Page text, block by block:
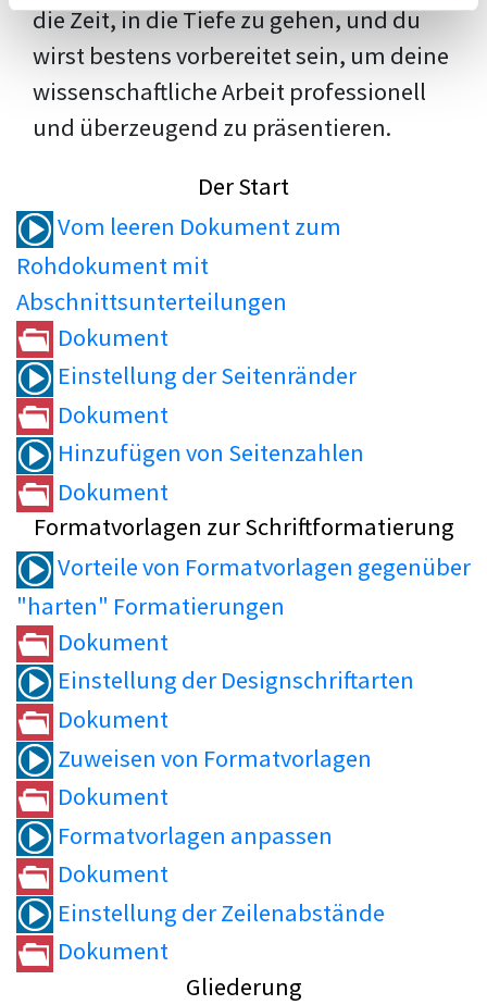
die Zeit, in die Tiefe zu gehen, und du
wirst bestens vorbereitet sein, um deine
wissenschaftliche Arbeit professionell
und überzeugend zu präsentieren.
Der Start
Vom leeren Dokument zum
Rohdokument mit
Abschnittsunterteilungen
Dokument
Einstellung der Seitenränder
Dokument
Hinzufügen von Seitenzahlen
Dokument
Formatvorlagen zur Schriftformatierung
Vorteile von Formatvorlagen gegenüber
"harten" Formatierungen
Dokument
Einstellung der Designschriftarten
Dokument
Zuweisen von Formatvorlagen
Dokument
Formatvorlagen anpassen
Dokument
Einstellung der Zeilenabstände
Dokument
Gliederung